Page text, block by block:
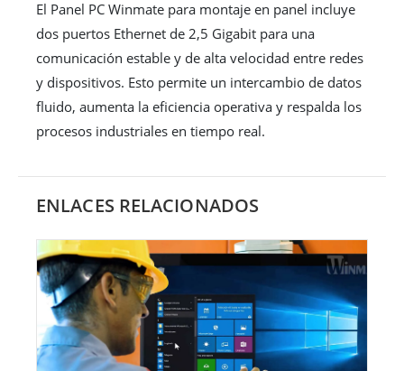
El Panel PC Winmate para montaje en panel incluye
dos puertos Ethernet de 2,5 Gigabit para una
comunicación estable y de alta velocidad entre redes
y dispositivos. Esto permite un intercambio de datos
fluido, aumenta la eficiencia operativa y respalda los
procesos industriales en tiempo real.
ENLACES RELACIONADOS